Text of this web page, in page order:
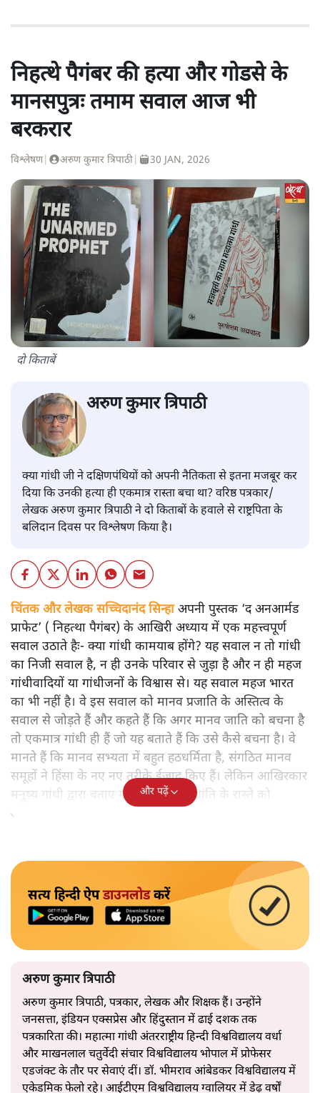
निहत्थे पैगंबर की हत्या और गोडसे के
मानसपुत्रः तमाम सवाल आज भी
बरकरार
विश्लेषण| अरुण कुमार त्रिपाठी 30 JAN, 2026
दो किताबें
अरुण कुमार त्रिपाठी
क्या गांधी जी ने दक्षिणपंथियों को अपनी नैतिकता से इतना मजबूर कर
दिया कि उनकी हत्या ही एकमात्र रास्ता बचा था? वरिष्ठ पत्रकार/
लेखक अरुण कुमार त्रिपाठी ने दो किताबों के हवाले से राष्ट्रपिता के
बलिदान दिवस पर विश्लेषण किया है।
चिंतक और लेखक सच्चिदानंद सिन्हाअपनी पुस्तक ‘द अनआर्मड
प्राफेट’ ( निहत्था पैगंबर) के आखिरी अध्याय में एक महत्त्वपूर्ण
सवाल उठाते हैः- क्या गांधी कामयाब होंगे? यह सवाल न तो गांधी
का निजी सवाल है, न ही उनके परिवार से जुड़ा है और न ही महज
गांधीवादियों या गांधीजनों के विश्वास से। यह सवाल महज भारत
का भी नहीं है। वे इस सवाल को मानव प्रजाति के अस्तित्व के
सवाल से जोड़ते हैं और कहते हैं कि अगर मानव जाति को बचना है
तो एकमात्र गांधी ही हैं जो यह बताते हैं कि उसे कैसे बचना है। वे
मानते हैं कि मानव सभ्यता में बहुत हठधर्मिता है, संगठित मानव
समूहों ने हिंसा के नए नए तरीके ईजाद किए हैं। लेकिन आखिरकार
मनुष्य गांधी द्वारा बताए गए अहिंसा और शांति के रास्ते को
अपनाएगा।
और पढ़ें
सत्य हिन्दी ऐपडाउनलोडकरें
अरुण कुमार त्रिपाठी
अरुण कुमार त्रिपाठी, पत्रकार, लेखक और शिक्षक हैं। उन्होंने
जनसत्ता, इंडियन एक्सप्रेस और हिंदुस्तान में ढाई दशक तक
पत्रकारिता की। महात्मा गांधी अंतरराष्ट्रीय हिन्दी विश्वविद्यालय वर्धा
और माखनलाल चतुर्वेदी संचार विश्वविद्यालय भोपाल में प्रोफेसर
एडजंक्ट के तौर पर सेवाएं दीं। डॉ. भीमराव आंबेडकर विश्वविद्यालय में
एकेडमिक फेलो रहे। आईटीएम विश्वविद्यालय ग्वालियर में डेढ़ वर्षों